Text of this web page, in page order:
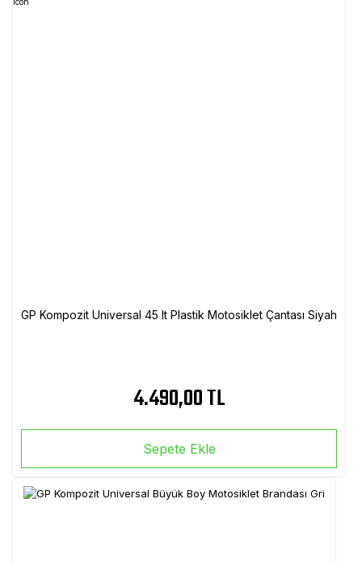
GP Kompozit Universal 45 lt Plastik Motosiklet Çantası Siyah
4.490,00 TL
Sepete Ekle